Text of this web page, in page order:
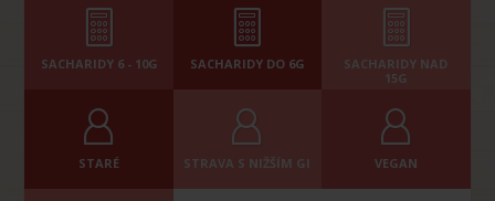
SACHARIDY 6 - 10G SACHARIDY DO 6G
SACHARIDY NAD
15G
STARÉ STRAVA S NIŽŠÍM GI VEGAN